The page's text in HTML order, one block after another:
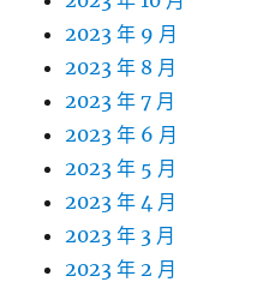
2023 年 9 月
2023 年 8 月
2023 年 7 月
2023 年 6 月
2023 年 5 月
2023 年 4 月
2023 年 3 月
2023 年 2 月